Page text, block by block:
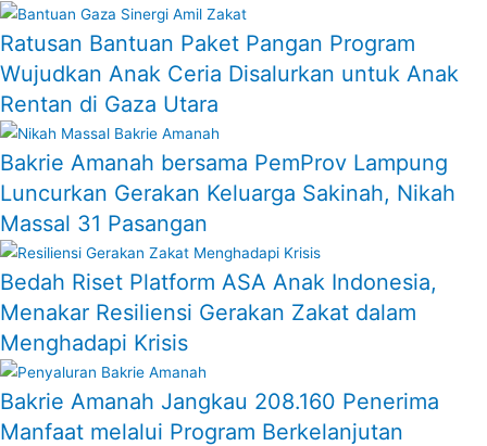
Ratusan Bantuan Paket Pangan Program
Wujudkan Anak Ceria Disalurkan untuk Anak
Rentan di Gaza Utara
Bakrie Amanah bersama PemProv Lampung
Luncurkan Gerakan Keluarga Sakinah, Nikah
Massal 31 Pasangan
Bedah Riset Platform ASA Anak Indonesia,
Menakar Resiliensi Gerakan Zakat dalam
Menghadapi Krisis
Bakrie Amanah Jangkau 208.160 Penerima
Manfaat melalui Program Berkelanjutan